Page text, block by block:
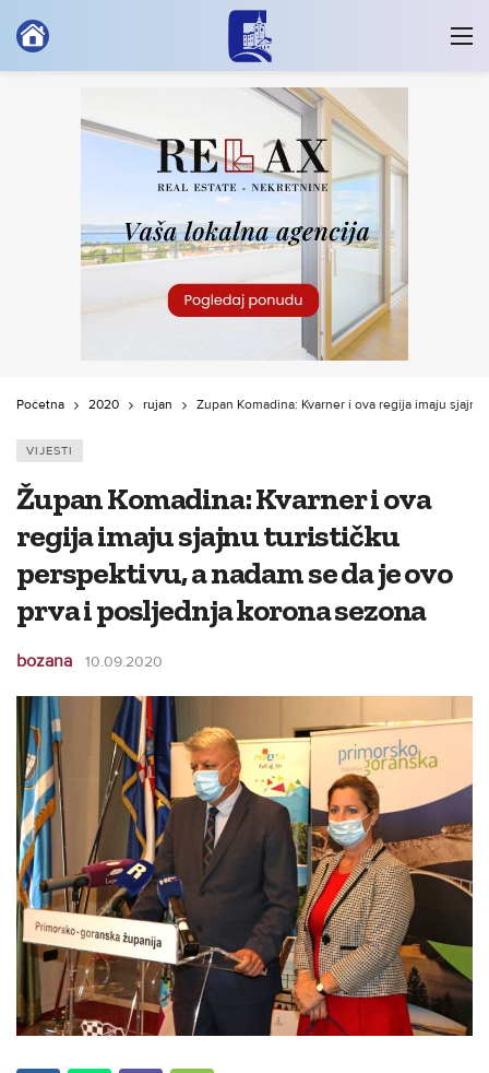
Početna 2020 rujan Župan Komadina: Kvarner i ova regija imaju
VIJESTI
Župan Komadina: Kvarner i ova
regija imaju sjajnu turističku
perspektivu, a nadam se da je ovo
prva i posljednja korona sezona
bozana 10.09.2020